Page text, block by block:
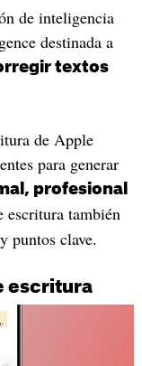
de inteligencia
destinada a
textos
de Apple
para generar
profesional
escritura también
puntos clave.
escritura